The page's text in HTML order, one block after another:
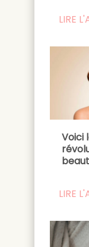
LIRE
Voici
LIRE